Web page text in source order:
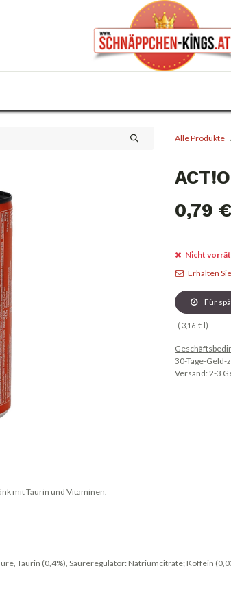
Alle Produkte
0,79 €
Nicht
Erhalten
Für
( 3,16 € )
30-Tage-
Versand: 2-3
mit Taurin und Vitaminen.
Taurin (0,4%), Säureregulator: Natriumcitrate; Koffein